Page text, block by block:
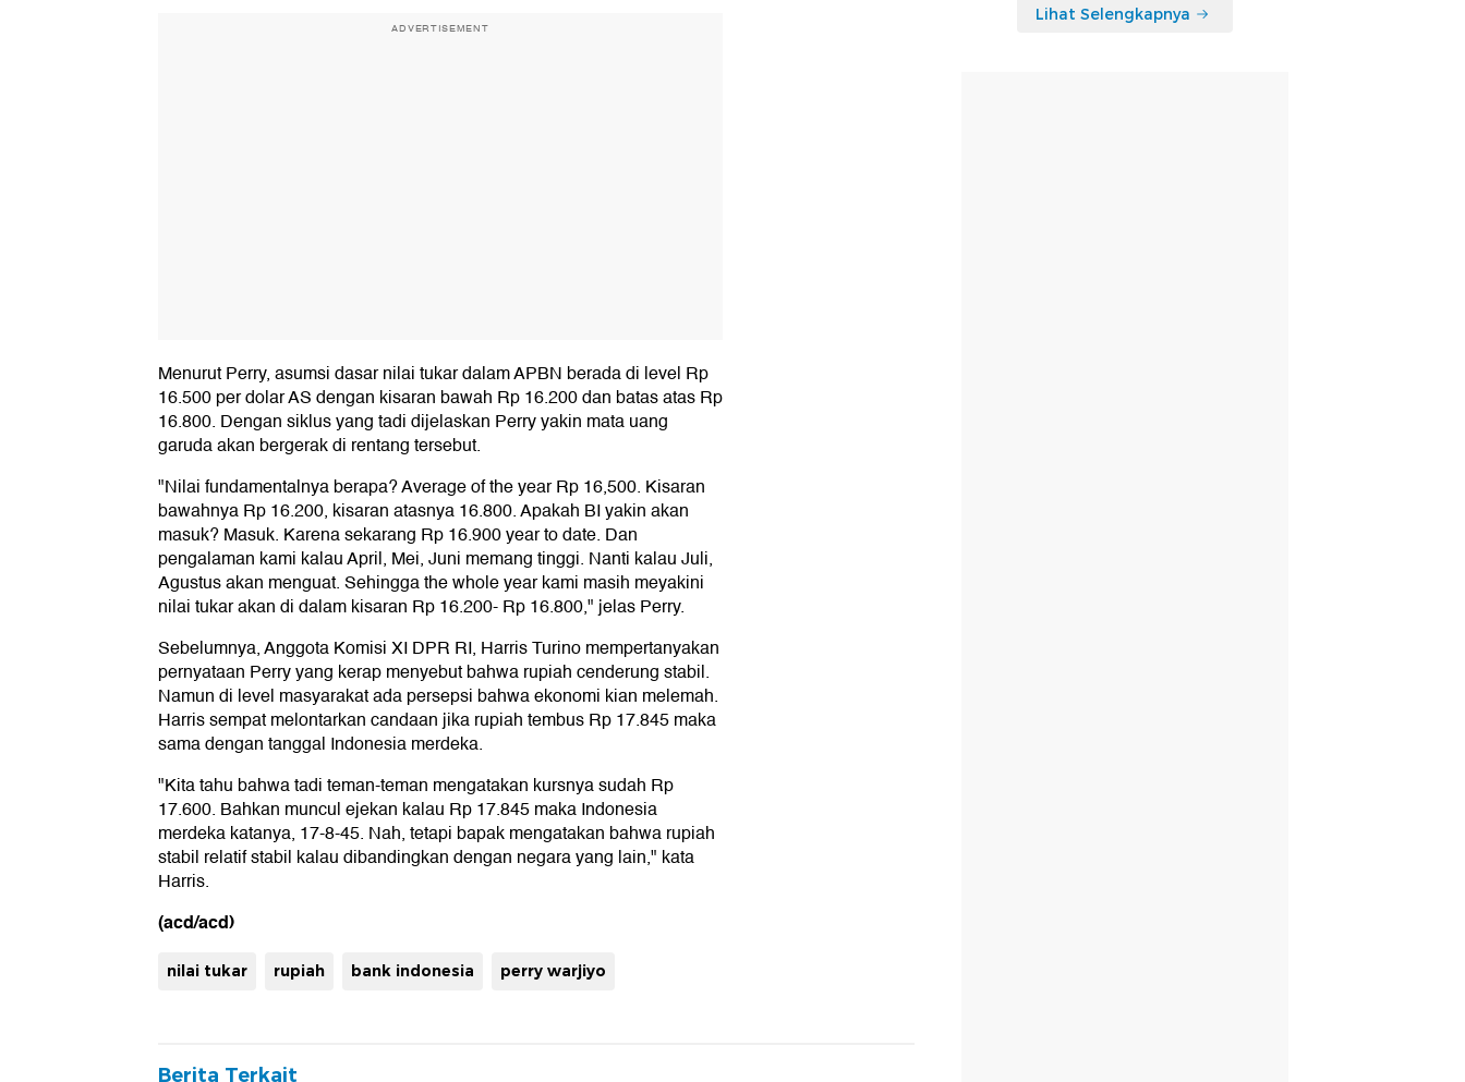
ADVERTISEMENT
Menurut Perry, asumsi dasar nilai tukar dalam APBN berada di level Rp
16.500 per dolar AS dengan kisaran bawah Rp 16.200 dan batas atas Rp
16.800. Dengan siklus yang tadi dijelaskan Perry yakin mata uang
garuda akan bergerak di rentang tersebut.
"Nilai fundamentalnya berapa? Average of the year Rp 16,500. Kisaran
bawahnya Rp 16.200, kisaran atasnya 16.800. Apakah BI yakin akan
masuk? Masuk. Karena sekarang Rp 16.900 year to date. Dan
pengalaman kami kalau April, Mei, Juni memang tinggi. Nanti kalau Juli,
Agustus akan menguat. Sehingga the whole year kami masih meyakini
nilai tukar akan di dalam kisaran Rp 16.200- Rp 16.800," jelas Perry.
Sebelumnya, Anggota Komisi XI DPR RI, Harris Turino mempertanyakan
pernyataan Perry yang kerap menyebut bahwa rupiah cenderung stabil.
Namun di level masyarakat ada persepsi bahwa ekonomi kian melemah.
Harris sempat melontarkan candaan jika rupiah tembus Rp 17.845 maka
sama dengan tanggal Indonesia merdeka.
"Kita tahu bahwa tadi teman-teman mengatakan kursnya sudah Rp
17.600. Bahkan muncul ejekan kalau Rp 17.845 maka Indonesia
merdeka katanya, 17-8-45. Nah, tetapi bapak mengatakan bahwa rupiah
stabil relatif stabil kalau dibandingkan dengan negara yang lain," kata
Harris.
(acd/acd)
nilai tukar rupiah bank indonesia perry warjiyo
Berita Terkait
Lihat Selengkapnya